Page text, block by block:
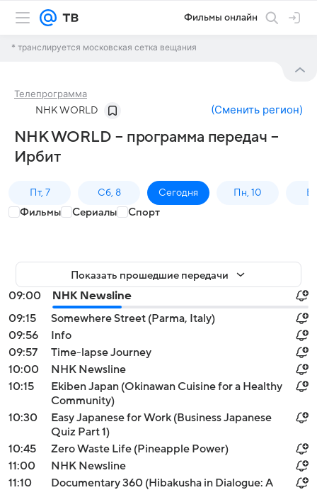
Фильмы онлайн
* транслируется московская сетка вещания
Телепрограмма
NHK WORLD (Сменить регион)
NHK WORLD – программа передач –
Ирбит
Пт, 7 Сб, 8 Сегодня Пн, 10
Фильмы Сериалы Спорт
Показать прошедшие передачи
09:00
NHK Newsline
09:15
Somewhere Street (Parma, Italy)
09:56
Info
09:57
Time-lapse Journey
10:00
NHK Newsline
10:15
Ekiben Japan (Okinawan Cuisine for a Healthy
Community)
10:30
Easy Japanese for Work (Business Japanese
Quiz Part 1)
10:45
Zero Waste Life (Pineapple Power)
11:00
NHK Newsline
11:10
Documentary 360 (Hibakusha in Dialogue: A